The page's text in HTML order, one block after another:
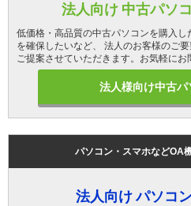
法人向け 中古パソ
低価格・高品質の中古パソコンを購入
を確保したいなど、 法人のお客様のご
ご提案させていただきます。お気軽にお
法人様向け中古
パソコン・スマホなどOA
法人向け パソコ